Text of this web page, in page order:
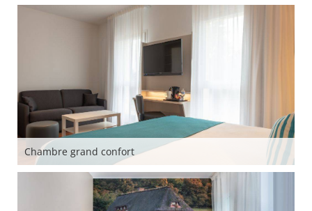
Chambre grand confort